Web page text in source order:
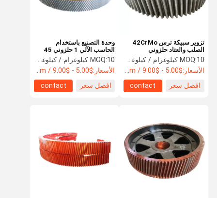
تزوير سبيكة ترس 42CrMo
الصلب والعتاد حلزوني
MOQ:10 كيلوغرام / كيلوغرام
الأسعار:$5.00 - $9.00 / Kilogram
افضل سعر
contact
وحدة التصنيع باستخدام
الحاسب الآلي 1 حلزوني 45
فولاذي تاج ترس حلزوني ترس
ترس
MOQ:10 كيلوغرام / كيلوغرام
الأسعار:$5.00 - $9.00 / Kilogram
افضل سعر
contact